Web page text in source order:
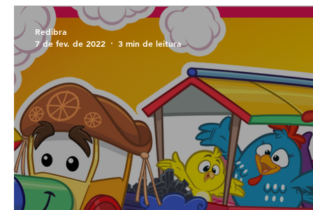
Redibra
7 de fev. de 2022
3 min de leitura